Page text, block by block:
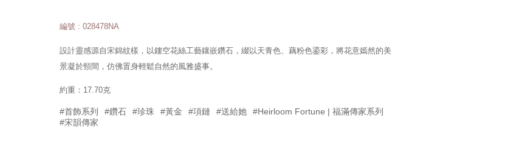
編號 : 028478NA
設計靈感源自宋錦紋樣，以鏤空花絲工藝鑲嵌鑽石，綴以天青色、藕粉色鎏彩，將花意嫣然的美
景凝於頸間，仿佛置身輕鬆自然的風雅盛事。
約重：17.70克
#首飾系列 #鑽石 #珍珠 #黃金 #項鏈 #送給她
#Heirloom Fortune | 福滿傳家系列
#宋韻傳家